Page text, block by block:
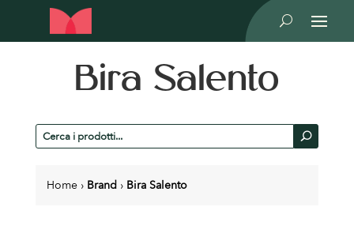
U
Bira Salento
Cerca
prodotti
U
Home › Brand › Bira Salento